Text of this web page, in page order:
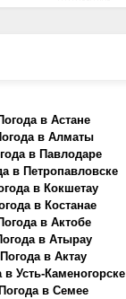
в Астане
в Алматы
в Павлодаре
в Петропавловске
в Кокшетау
в Костанае
в Актобе
в Атырау
Погода в Актау
в Усть-Каменогорске
в Семее